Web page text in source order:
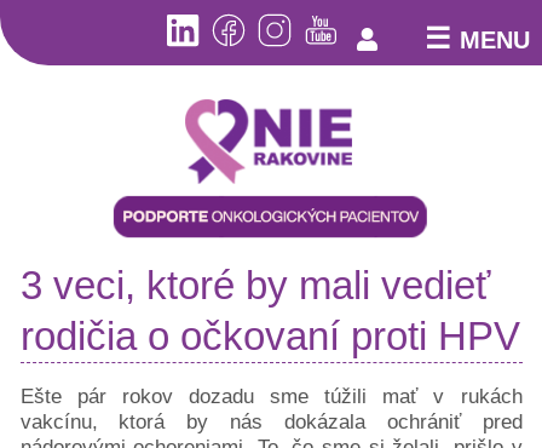
☰ MENU
Aktuality
sme
pacientom
Online
poradňa
Pacientske
3 veci, ktoré by mali vedieť
rodičia o očkovaní proti HPV
Ešte pár rokov dozadu sme túžili mať v rukách
vakcínu, ktorá by nás dokázala ochrániť pred